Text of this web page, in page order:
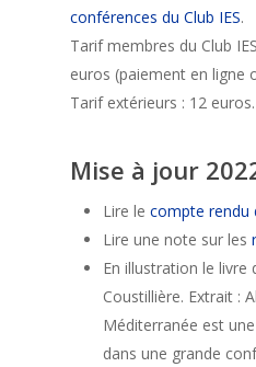
conférences du Club IES.
Tarif membres du Club
euros (paiement en ligne
Tarif extérieurs : 12 euros.
Mise à jour
Lire le compte rendu
Lire une note sur les
En illustration le livre
Coustillière. Extrait :
Méditerranée est
dans une grande